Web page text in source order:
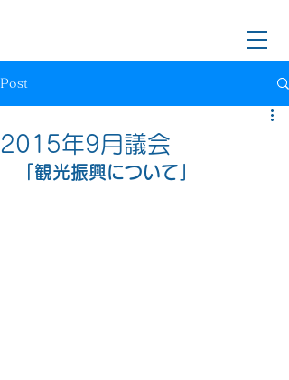
Post
2015年9月議会
「観光振興について」